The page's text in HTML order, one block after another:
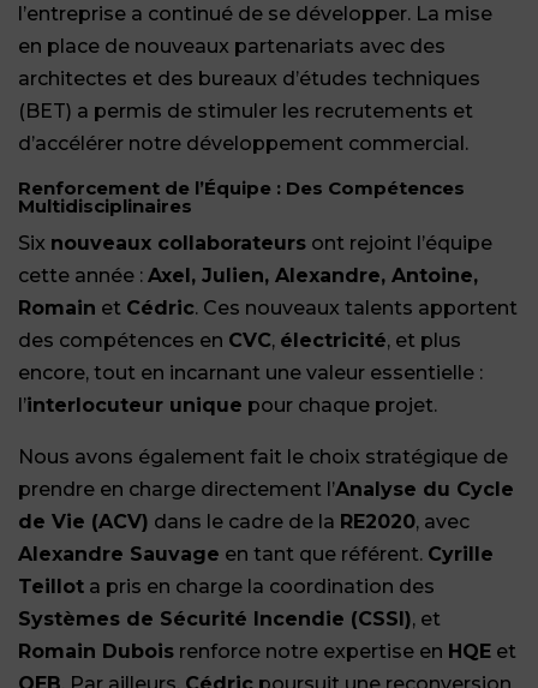
l’entreprise a continué de se développer. La mise
en place de nouveaux partenariats avec des
architectes et des bureaux d’études techniques
(BET) a permis de stimuler les recrutements et
d’accélérer notre développement commercial.
Renforcement de l’Équipe : Des Compétences
Multidisciplinaires
Six nouveaux collaborateurs ont rejoint l’équipe
cette année : Axel, Julien, Alexandre, Antoine,
Romain et Cédric. Ces nouveaux talents apportent
des compétences en CVC, électricité, et plus
encore, tout en incarnant une valeur essentielle :
l’interlocuteur unique pour chaque projet.
Nous avons également fait le choix stratégique de
prendre en charge directement l’Analyse du Cycle
de Vie (ACV) dans le cadre de la RE2020, avec
Alexandre Sauvage en tant que référent. Cyrille
Teillot a pris en charge la coordination des
Systèmes de Sécurité Incendie (CSSI), et
Romain Dubois renforce notre expertise en HQE et
QEB. Par ailleurs, Cédric poursuit une reconversion